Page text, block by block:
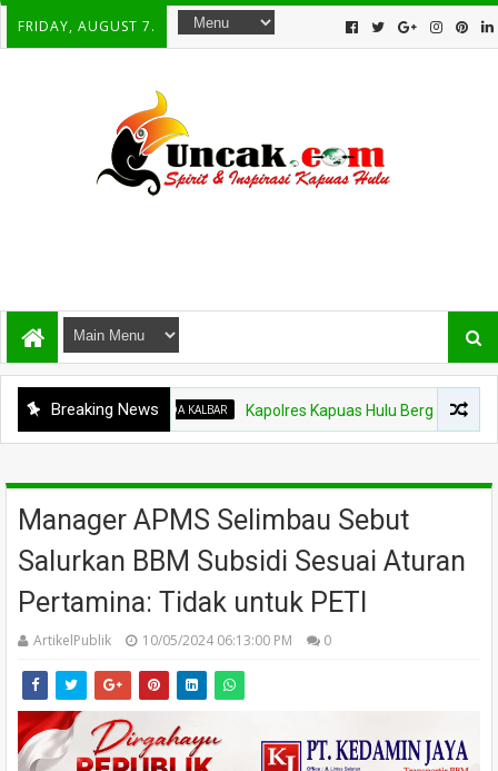
FRIDAY, AUGUST 7.
Breaking News
POLDA KALBAR Kapolres Kapuas Hulu Berganti, Kapolda
Manager APMS Selimbau Sebut
Salurkan BBM Subsidi Sesuai Aturan
Pertamina: Tidak untuk PETI
ArtikelPublik 10/05/2024 06:13:00 PM 0